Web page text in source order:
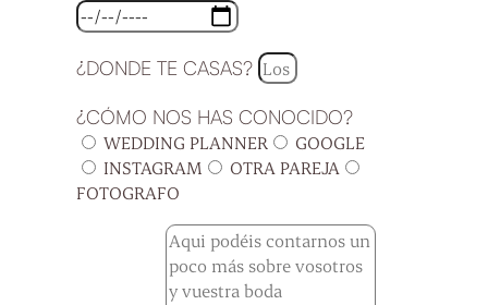
¿DONDE TE CASAS?
¿CÓMO NOS HAS CONOCIDO?
WEDDING PLANNER
GOOGLE
INSTAGRAM
OTRA PAREJA
FOTOGRAFO